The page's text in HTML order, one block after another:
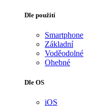
Dle použití
Smartphone
Základní
Voděodolné
Ohebné
Dle OS
iOS